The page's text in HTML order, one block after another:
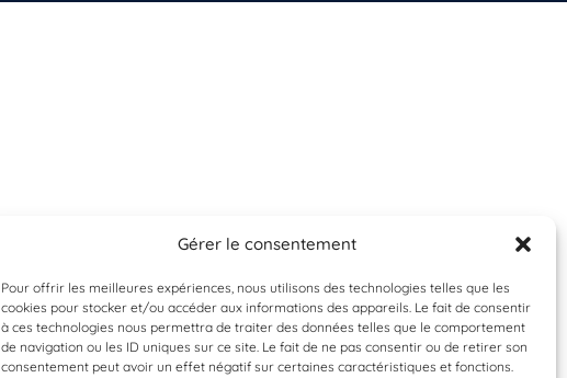
Gérer le consentement
Pour offrir les meilleures expériences, nous utilisons des technologies telles que les
cookies pour stocker et/ou accéder aux informations des appareils. Le fait de consentir
à ces technologies nous permettra de traiter des données telles que le comportement
de navigation ou les ID uniques sur ce site. Le fait de ne pas consentir ou de retirer son
consentement peut avoir un effet négatif sur certaines caractéristiques et fonctions.